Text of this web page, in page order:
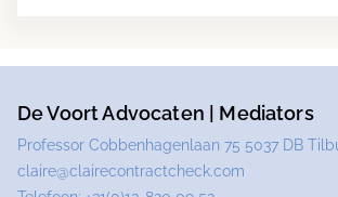
De Voort Advocaten | Mediators
Professor Cobbenhagenlaan 75 5037 DB
claire@clairecontractcheck.com